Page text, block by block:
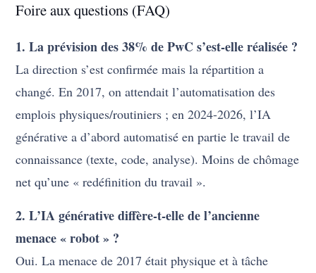
Foire aux questions (FAQ)
1. La prévision des 38% de PwC s’est-elle réalisée ?
La direction s’est confirmée mais la répartition a
changé. En 2017, on attendait l’automatisation des
emplois physiques/routiniers ; en 2024-2026, l’IA
générative a d’abord automatisé en partie le travail de
connaissance (texte, code, analyse). Moins de chômage
net qu’une « redéfinition du travail ».
2. L’IA générative diffère-t-elle de l’ancienne
menace « robot » ?
Oui. La menace de 2017 était physique et à tâche